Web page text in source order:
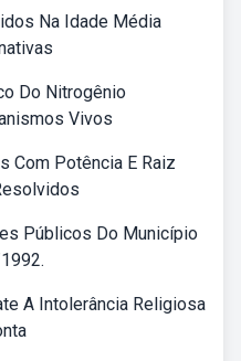
Na Idade Média
Do Nitrogênio
Vivos
Com Potência E Raiz
Públicos Do Município
A Intolerância Religiosa